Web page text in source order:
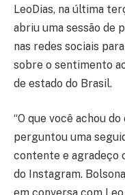
LeoDias, na última
abriu uma sessão de
nas redes sociais
sobre o sentimento
de estado do Brasil.
“O que você achou
perguntou uma
contente e agradeço
do Instagram.